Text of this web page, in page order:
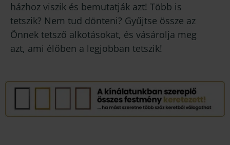
házhoz viszik és bemutatják azt! Több is
tetszik? Nem tud dönteni? Gyűjtse össze az
Önnek tetsző alkotásokat, és vásárolja meg
azt, ami élőben a legjobban tetszik!